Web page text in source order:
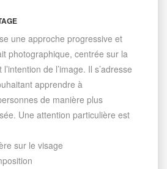
une approche progressive et
photographique, centrée sur la
de l’image. Il s’adresse
apprendre à
de manière plus
Une attention particulière est
sur le visage